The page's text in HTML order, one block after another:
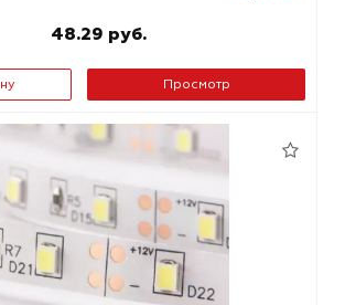
48.29 руб.
Просмотр